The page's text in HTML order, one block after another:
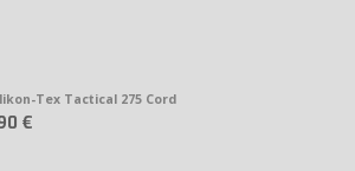
Tex Tactical 275 Cord
€